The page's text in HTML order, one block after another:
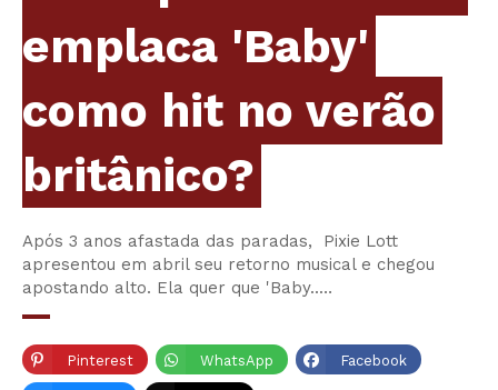
emplaca 'Baby'
como hit no verão
britânico?
Após 3 anos afastada das paradas, Pixie Lott
apresentou em abril seu retorno musical e chegou
apostando alto. Ela quer que 'Baby..…
Pinterest WhatsApp Facebook